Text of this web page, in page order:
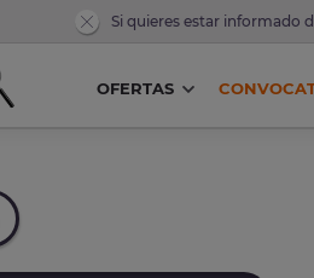
Si quieres estar informado
OFERTAS